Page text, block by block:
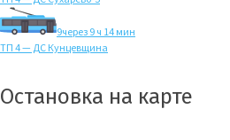
9через 9 ч 14 мин
ТП 4 — ДС Кунцевщина
Остановка на карте